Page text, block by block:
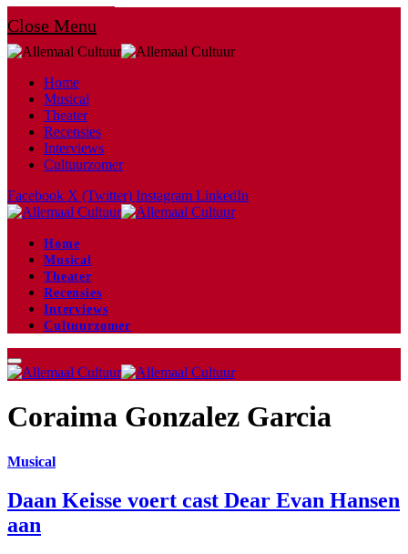
Close Menu
Home
Musical
Theater
Recensies
Interviews
Cultuurzomer
Facebook X (Twitter) Instagram LinkedIn
Home
Musical
Theater
Recensies
Interviews
Cultuurzomer
Coraima Gonzalez Garcia
Musical
Daan Keisse voert cast Dear Evan Hansen
aan